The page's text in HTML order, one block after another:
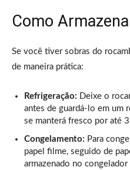
Como
Se você tiver sobras do
de maneira prática:
Refrigeração: Deixe o
antes de guardá-lo em um
se manterá fresco por até
Congelamento: Para
papel filme, seguido de
armazenado no